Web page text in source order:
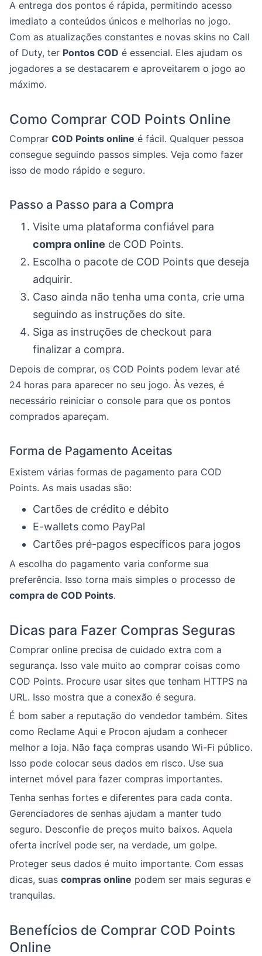
A entrega dos pontos é rápida, permitindo acesso
imediato a conteúdos únicos e melhorias no jogo.
Com as atualizações constantes e novas skins no Call
of Duty, ter Pontos COD é essencial. Eles ajudam os
jogadores a se destacarem e aproveitarem o jogo ao
máximo.
Como Comprar COD Points Online
Comprar COD Points online é fácil. Qualquer pessoa
consegue seguindo passos simples. Veja como fazer
isso de modo rápido e seguro.
Passo a Passo para a Compra
Visite uma plataforma confiável para
compra online de COD Points.
Escolha o pacote de COD Points que deseja
adquirir.
Caso ainda não tenha uma conta, crie uma
seguindo as instruções do site.
Siga as instruções de checkout para
finalizar a compra.
Depois de comprar, os COD Points podem levar até
24 horas para aparecer no seu jogo. Às vezes, é
necessário reiniciar o console para que os pontos
comprados apareçam.
Forma de Pagamento Aceitas
Existem várias formas de pagamento para COD
Points. As mais usadas são:
Cartões de crédito e débito
E-wallets como PayPal
Cartões pré-pagos específicos para jogos
A escolha do pagamento varia conforme sua
preferência. Isso torna mais simples o processo de
compra de COD Points.
Dicas para Fazer Compras Seguras
Comprar online precisa de cuidado extra com a
segurança. Isso vale muito ao comprar coisas como
COD Points. Procure usar sites que tenham HTTPS na
URL. Isso mostra que a conexão é segura.
É bom saber a reputação do vendedor também. Sites
como Reclame Aqui e Procon ajudam a conhecer
melhor a loja. Não faça compras usando Wi-Fi público.
Isso pode colocar seus dados em risco. Use sua
internet móvel para fazer compras importantes.
Tenha senhas fortes e diferentes para cada conta.
Gerenciadores de senhas ajudam a manter tudo
seguro. Desconfie de preços muito baixos. Aquela
oferta incrível pode ser, na verdade, um golpe.
Proteger seus dados é muito importante. Com essas
dicas, suas compras online podem ser mais seguras e
tranquilas.
Benefícios de Comprar COD Points
Online